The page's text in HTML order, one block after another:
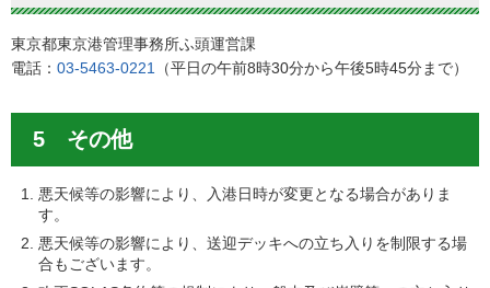
東京都東京港管理事務所ふ頭運営課
電話： 03-5463-0221 （平日の午前8時30分から午後5時45分まで）
5 その他
悪天候等の影響により、入港日時が変更となる場合がありま
す。
悪天候等の影響により、送迎デッキへの立ち入りを制限する場
合もございます。